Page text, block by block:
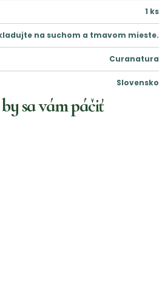
1 ks
na suchom a tmavom mieste.
Curanatura
Slovensko
sa vám páčiť